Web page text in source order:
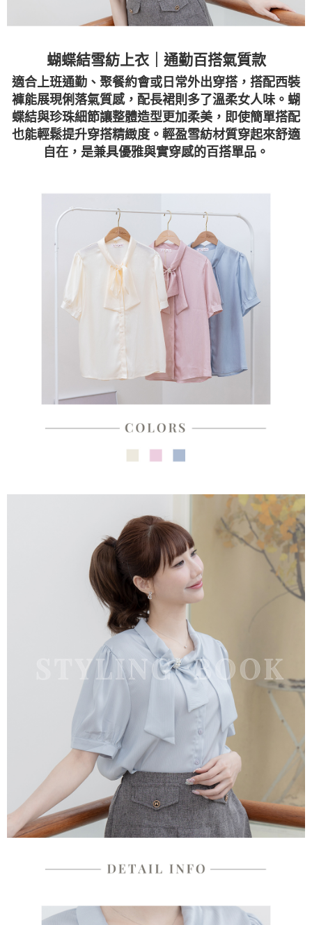
蝴蝶結雪紡上衣｜通勤百搭氣質款
適合上班通勤、聚餐約會或日常外出穿搭，搭配西裝
褲能展現俐落氣質感，配長裙則多了溫柔女人味。蝴
蝶結與珍珠細節讓整體造型更加柔美，即使簡單搭配
也能輕鬆提升穿搭精緻度。輕盈雪紡材質穿起來舒適
自在，是兼具優雅與實穿感的百搭單品。